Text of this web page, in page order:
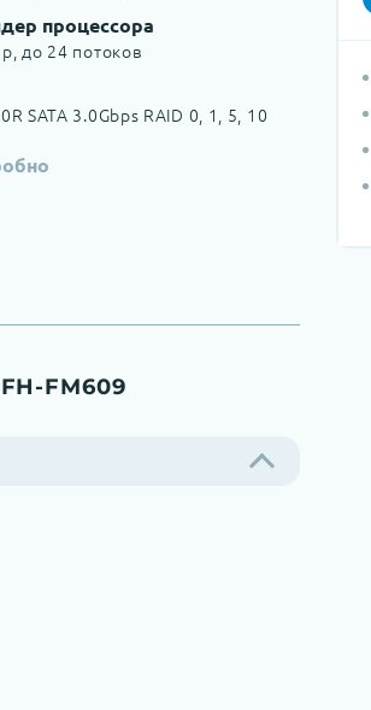
процессора
до 24 потоков
SATA 3.0Gbps RAID 0, 1, 5, 10
FM609